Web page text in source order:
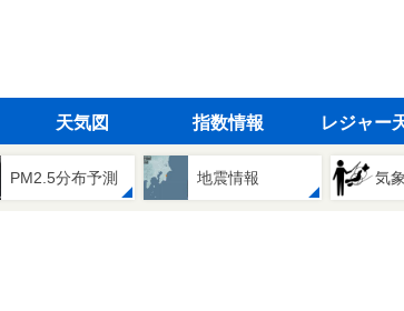
天気図 指数情報 レジャー
PM2.5分布予測 地震情報 気